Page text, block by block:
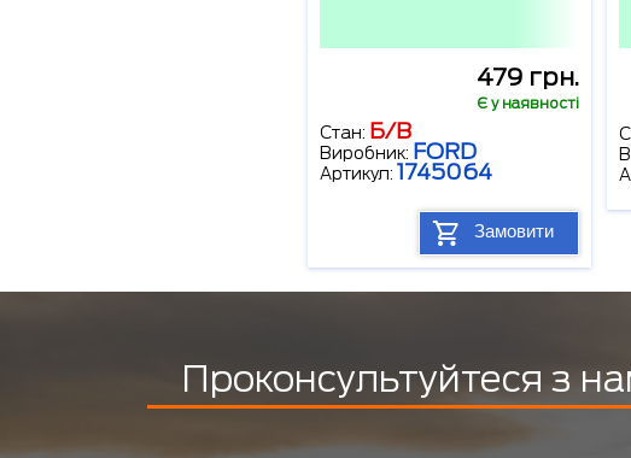
479 грн.
Є у наявності
Стан: Б/В
Виробник: FORD
Артикул: 1745064
Замовити
Проконсультуйтеся з